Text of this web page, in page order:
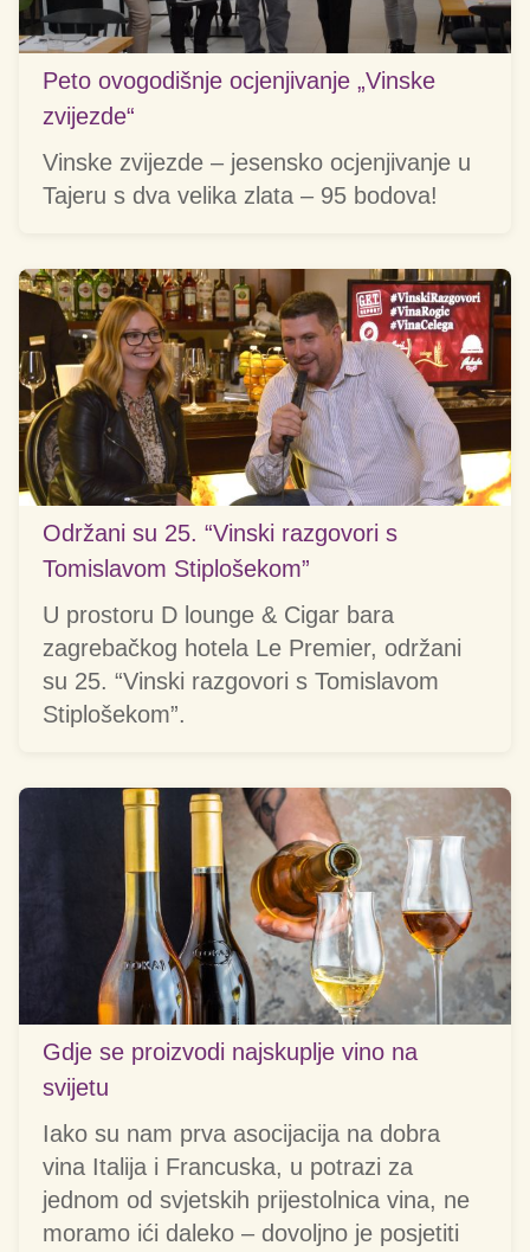
Peto ovogodišnje ocjenjivanje „Vinske
zvijezde“
Vinske zvijezde – jesensko ocjenjivanje u
Tajeru s dva velika zlata – 95 bodova!
Održani su 25. “Vinski razgovori s
Tomislavom Stiplošekom”
U prostoru D lounge & Cigar bara
zagrebačkog hotela Le Premier, održani
su 25. “Vinski razgovori s Tomislavom
Stiplošekom”.
Gdje se proizvodi najskuplje vino na
svijetu
Iako su nam prva asocijacija na dobra
vina Italija i Francuska, u potrazi za
jednom od svjetskih prijestolnica vina, ne
moramo ići daleko – dovoljno je posjetiti